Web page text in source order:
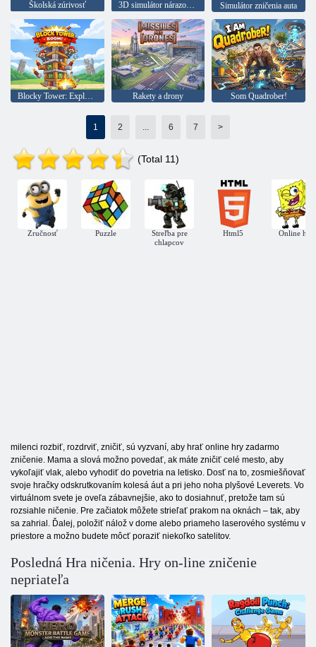
Školská zúrivosť 3D simulátor nárazového testu Simulátor zničenia auta
Rakety a drony Som Quadrober!
1 2 6 7 >
(Total 11)
Zručnosť Puzzle
Streľba pre
chlapcov
Html5 Online hry
milenci rozbiť, rozdrviť, zničiť, sú vyzvaní, aby hrať online hry zadarmo
zničenie. Mama a slová možno povedať, ak máte zničiť celé mesto, aby
vykoľajiť vlak, alebo vyhodiť do povetria na letisko. Dosť na to, zosmiešňovať
svoje hračky odskrutkovaním kolesá áut a pri jeho noha plyšové Leverets. Vo
virtuálnom svete je oveľa zábavnejšie, ako to dosiahnuť, pretože tam sú
rozsiahle ničenie. Pre začiatok môžete strieľať prakom na oknách – tak, aby
sa zahrial. Ďalej, položiť nálož v dome alebo priameho laserového systému v
priestore a možno budete môcť poraziť niekoľko satelitov.
Posledná Hra ničenia. Hry on-line zničenie
nepriateľa